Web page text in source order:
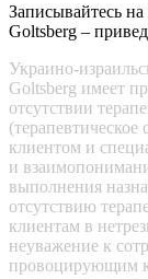
Записывайтесь
Goltsberg –
Украино-
Goltsberg имеет
отсутствии
клиентом и
и
выполнения
отсутствию
клиентам в
неуважение к
провоцирующим